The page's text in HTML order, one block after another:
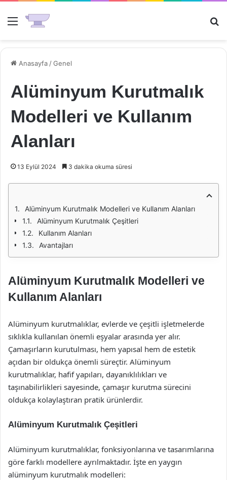
Menü
Anasayfa /Genel
Alüminyum Kurutmalık
Modelleri ve Kullanım
Alanları
13 Eylül 2024 3 dakika okuma süresi
Alüminyum Kurutmalık Modelleri ve Kullanım Alanları
Alüminyum Kurutmalık Çeşitleri
Kullanım Alanları
Avantajları
Alüminyum Kurutmalık Modelleri ve
Kullanım Alanları
Alüminyum kurutmalıklar, evlerde ve çeşitli işletmelerde
sıklıkla kullanılan önemli eşyalar arasında yer alır.
Çamaşırların kurutulması, hem yapısal hem de estetik
açıdan bir oldukça önemli süreçtir. Alüminyum
kurutmalıklar, hafif yapıları, dayanıklılıkları ve
taşınabilirlikleri sayesinde, çamaşır kurutma sürecini
oldukça kolaylaştıran pratik ürünlerdir.
Alüminyum Kurutmalık Çeşitleri
Alüminyum kurutmalıklar, fonksiyonlarına ve tasarımlarına
göre farklı modellere ayrılmaktadır. İşte en yaygın
alüminyum kurutmalık modelleri: